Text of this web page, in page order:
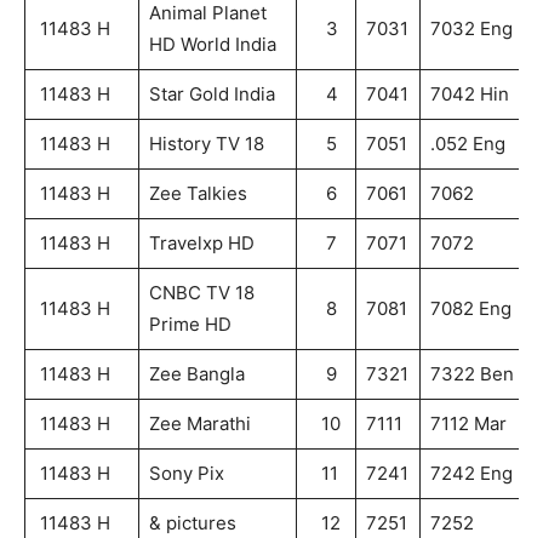
11483 H
Animal Planet
HD World India
3 7031 7032 Eng
11483 H Star Gold India 4 7041 7042 Hin
11483 H History TV 18 5 7051 .052 Eng
11483 H Zee Talkies 6 7061 7062
11483 H Travelxp HD 7 7071 7072
11483 H
CNBC TV 18
Prime HD
8 7081 7082 Eng
11483 H Zee Bangla 9 7321 7322 Ben
11483 H Zee Marathi 10 7111 7112 Mar
11483 H Sony Pix 11 7241 7242 Eng
11483 H & pictures 12 7251 7252